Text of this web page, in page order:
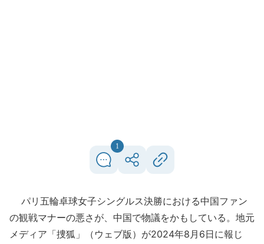
1
パリ五輪卓球女子シングルス決勝における中国ファン
の観戦マナーの悪さが、中国で物議をかもしている。地元
メディア「捜狐」（ウェブ版）が2024年8月6日に報じ